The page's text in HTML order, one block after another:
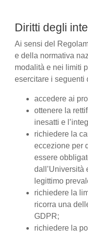
Diritti degli
Ai sensi del
e della normativa
modalità e nei limiti
esercitare i seguenti
accedere ai
ottenere la
inesatti e
richiedere la
eccezione per
essere
dall’Università
legittimo
richiedere la
ricorra una
GDPR;
richiedere la